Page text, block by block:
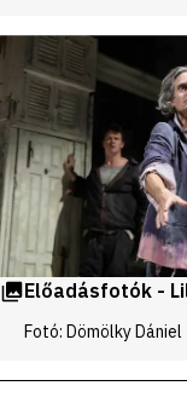
Videók
és
galériák
Előadásfotók -
Fotó: Dömölky Dániel